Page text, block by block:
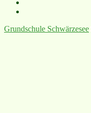
Grundschule Schwärzesee